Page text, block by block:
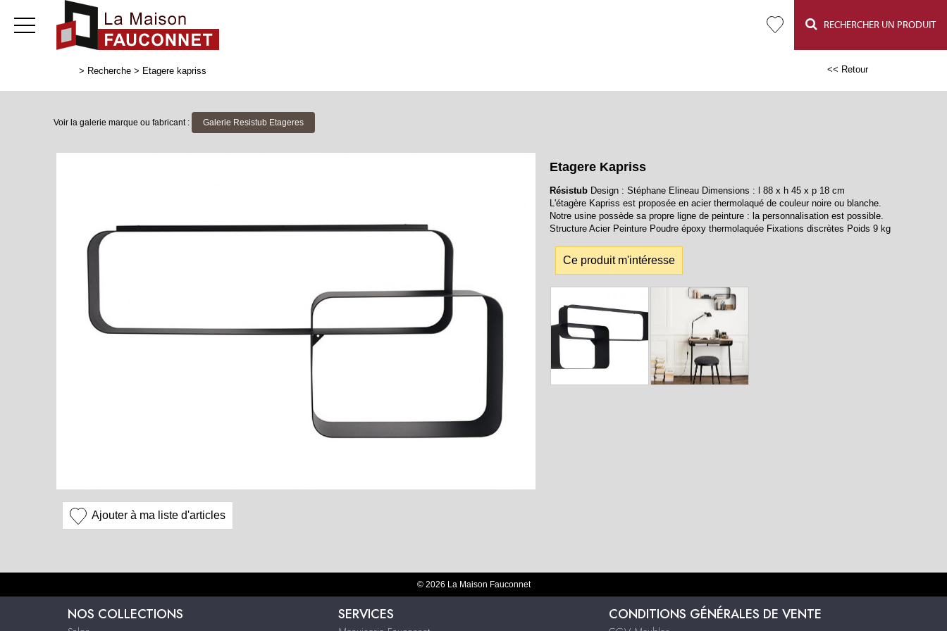
RECHERCHER UN PRODUIT
> Recherche > Etagere kapriss << Retour
Voir la galerie marque ou fabricant : Galerie Resistub Etageres
Ajouter à ma liste d'articles
Etagere Kapriss
Résistub Design : Stéphane Elineau Dimensions : l 88 x h 45 x p 18 cm
L'étagère Kapriss est proposée en acier thermolaqué de couleur noire ou blanche.
Notre usine possède sa propre ligne de peinture : la personnalisation est possible.
Structure Acier Peinture Poudre époxy thermolaquée Fixations discrètes Poids 9 kg
Ce produit m'intéresse
© 2026 La Maison Fauconnet
NOS COLLECTIONS SERVICES CONDITIONS GÉNÉRALES DE VENTE